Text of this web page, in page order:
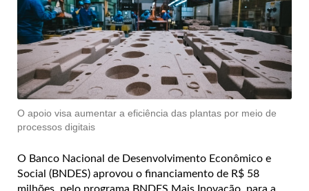
O apoio visa aumentar a eficiência das plantas por meio de
processos digitais
O Banco Nacional de Desenvolvimento Econômico e
Social (BNDES) aprovou o financiamento de R$ 58
milhões, pelo programa BNDES Mais Inovação, para a